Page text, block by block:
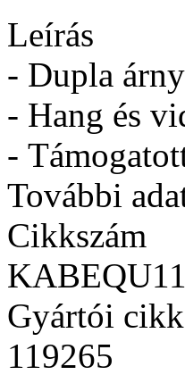
Leírás
- Dupla
- Hang és
-
További
Cikkszám
Gyártói
119265